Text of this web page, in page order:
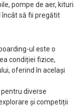
pompe de aer, kituri
să fii pregătit
ul este o
condiției fizice,
oferind în același
diverse
și competiții